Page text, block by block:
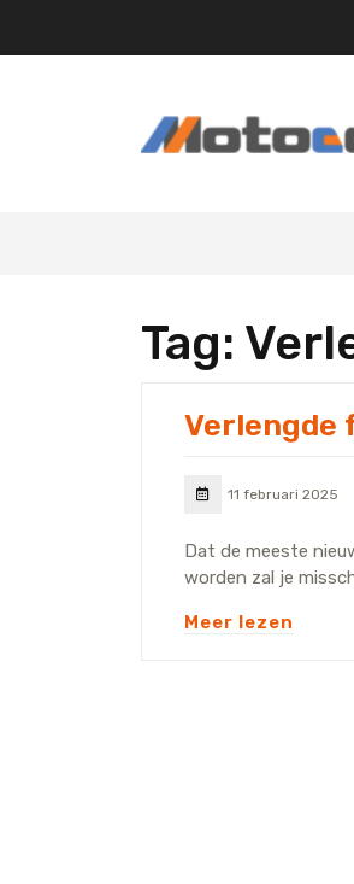
Tag:
Verlengde
11 februari 2025
Dat de meeste
worden zal je
Meer lezen